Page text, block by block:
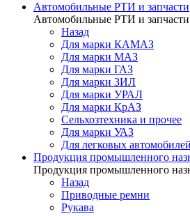
Автомобильные РТИ и запчасти
Автомобильные РТИ и запчасти
Назад
Для марки КАМАЗ
Для марки МАЗ
Для марки ГАЗ
Для марки ЗИЛ
Для марки УРАЛ
Для марки КрАЗ
Сельхозтехника и прочее
Для марки УАЗ
Для легковых автомобилей
Продукция промышленного
Продукция промышленного
Назад
Приводные ремни
Рукава